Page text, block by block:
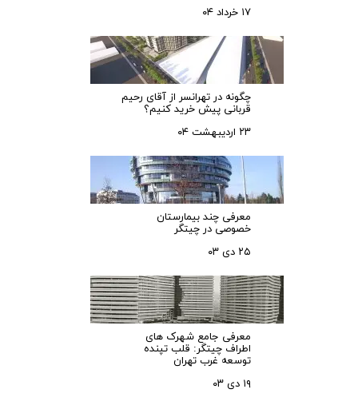
۱۷ خرداد ۰۴
چگونه در تهرانسر از آقای رحیم
قربانی پیش خرید کنیم؟
۲۳ اردیبهشت ۰۴
معرفی چند بیمارستان
خصوصی در چیتگر
۲۵ دی ۰۳
معرفی جامع شهرک‌ های
اطراف چیتگر: قلب تپنده
توسعه غرب تهران
۱۹ دی ۰۳